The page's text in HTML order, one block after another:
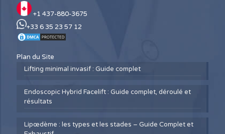
+1 437-880-3675
+33 6 35 23 57 12
Plan du Site
Lifting minimal invasif : Guide complet
Endoscopic Hybrid Facelift : Guide complet, déroulé et
résultats
Lipœdème : les types et les stades – Guide Complet et